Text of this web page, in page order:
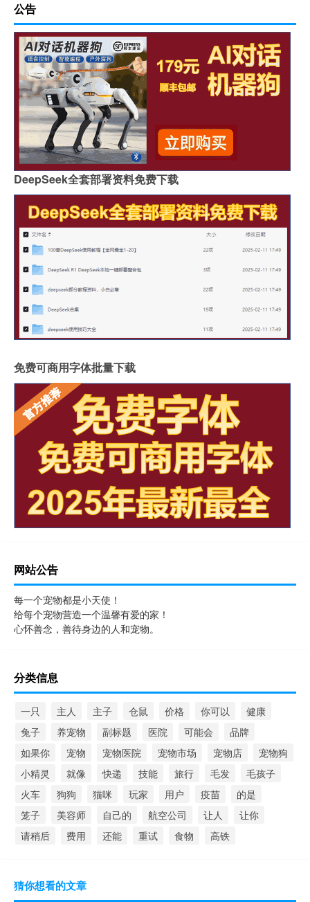
公告
DeepSeek全套部署资料免费下载
免费可商用字体批量下载
网站公告
每一个宠物都是小天使！
给每个宠物营造一个温馨有爱的家！
心怀善念，善待身边的人和宠物。
分类信息
一只 主人 主子 仓鼠 价格 你可以
健康
兔子
养宠物 副标题 医院 可能会
品牌
如果你
宠物 宠物医院 宠物市场 宠物店
宠物狗
小精灵
就像 快递 技能 旅行 毛发
毛孩子
火车
狗狗 猫咪 玩家 用户 疫苗
的是
笼子
美容师 自己的 航空公司 让人
让你
请稍后
费用 还能 重试 食物 高铁
猜你想看的文章